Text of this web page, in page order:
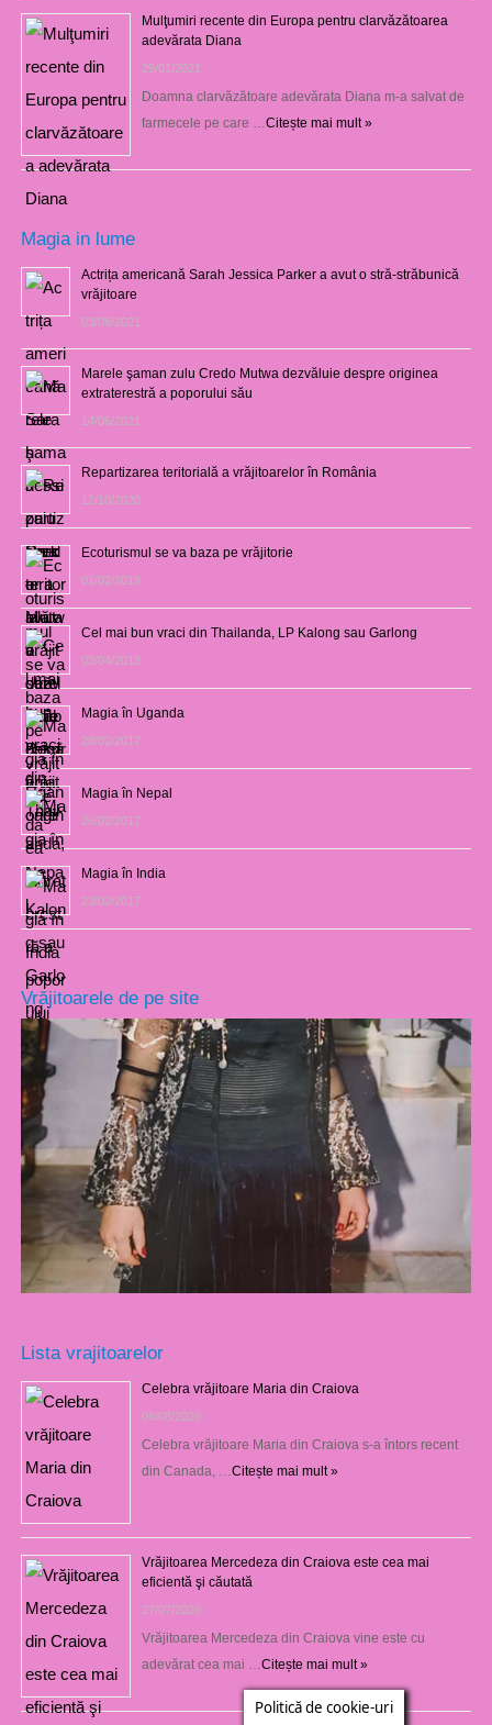
Mulţumiri recente din Europa pentru clarvăzătoarea
adevărata Diana
29/01/2021
Doamna clarvăzătoare adevărata Diana m-a salvat de
farmecele pe care … Citește mai mult »
Magia in lume
Actrița americană Sarah Jessica Parker a avut o stră-străbunică
vrăjitoare
03/08/2021
Marele şaman zulu Credo Mutwa dezvăluie despre originea
extraterestră a poporului său
14/06/2021
Repartizarea teritorială a vrăjitoarelor în România
12/10/2020
Ecoturismul se va baza pe vrăjitorie
01/02/2019
Cel mai bun vraci din Thailanda, LP Kalong sau Garlong
03/04/2018
Magia în Uganda
28/02/2017
Magia în Nepal
26/02/2017
Magia în India
23/02/2017
Vrăjitoarele de pe site
Lista vrajitoarelor
Celebra vrăjitoare Maria din Craiova
06/08/2026
Celebra vrăjitoare Maria din Craiova s-a întors recent
din Canada, … Citește mai mult »
Vrăjitoarea Mercedeza din Craiova este cea mai
eficientă şi căutată
27/07/2026
Vrăjitoarea Mercedeza din Craiova vine este cu
adevărat cea mai … Citește mai mult »
Politică de cookie-uri